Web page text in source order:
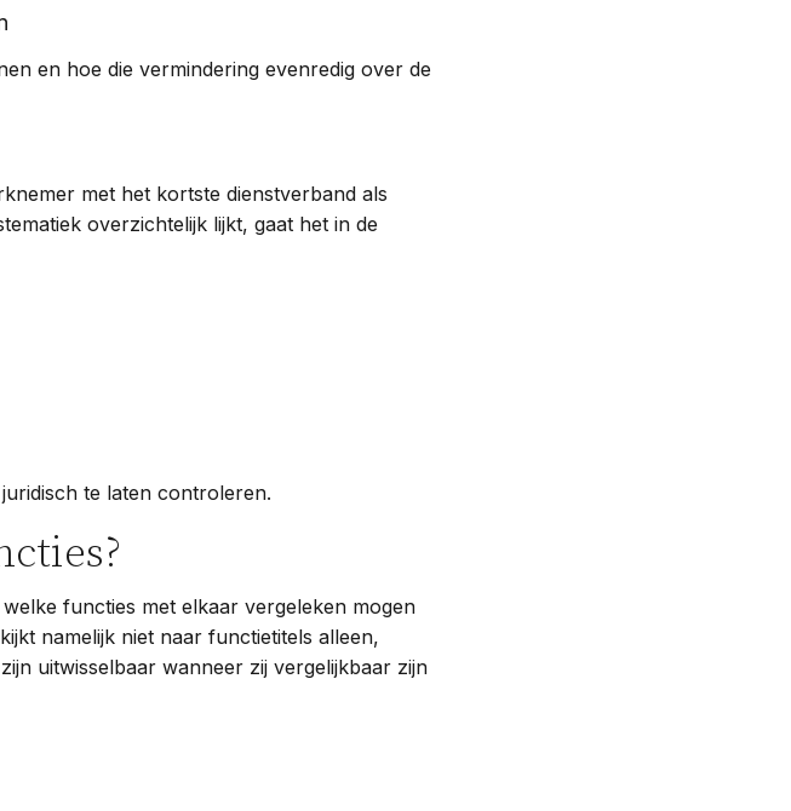
en hoe die vermindering evenredig over de
met het kortste dienstverband als
overzichtelijk lijkt, gaat het in de
te laten controleren.
functies met elkaar vergeleken mogen
namelijk niet naar functietitels alleen,
uitwisselbaar wanneer zij vergelijkbaar zijn